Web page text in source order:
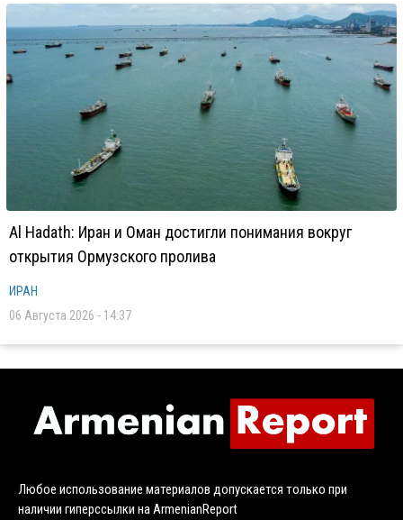
Al Hadath: Иран и Оман достигли понимания вокруг
открытия Ормузского пролива
ИРАН
06 Августа 2026 - 14:37
Любое использование материалов допускается только при
наличии гиперссылки на ArmenianReport